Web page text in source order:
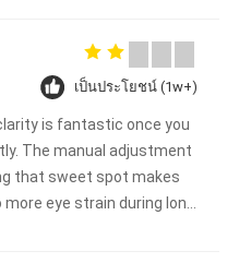
เป็นประโยชน์ (1w+)
is fantastic once you
The manual adjustment
that sweet spot makes
eye strain during long